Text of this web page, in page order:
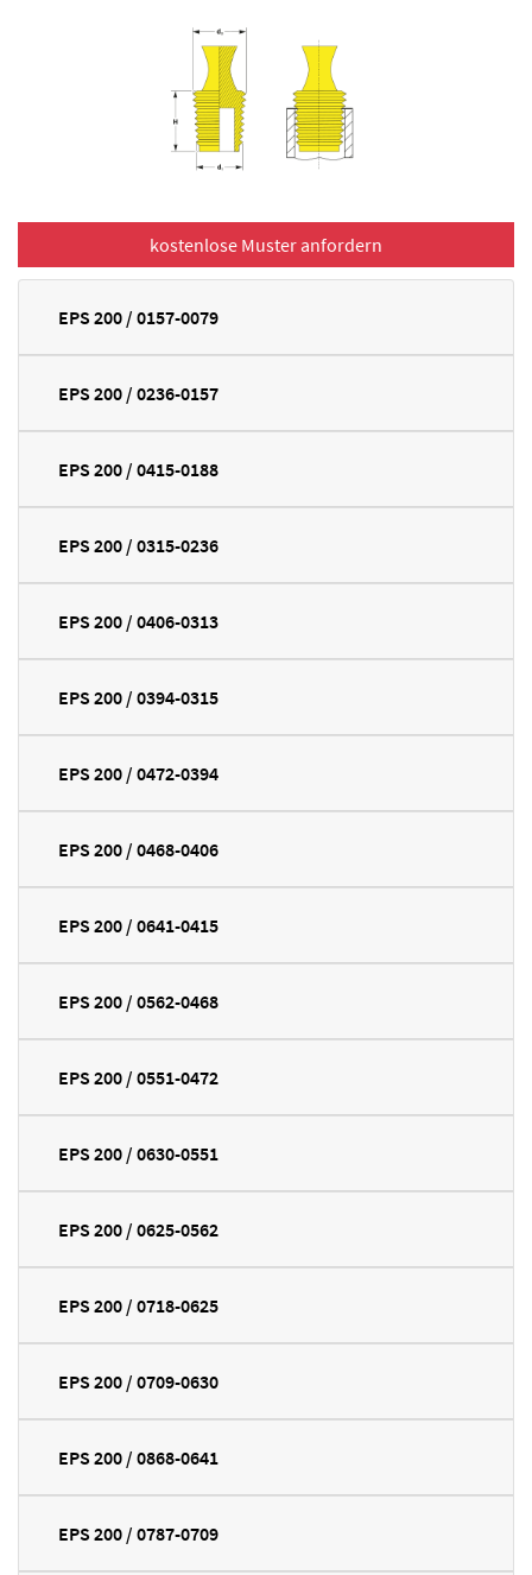
EPS 200 / 0157-0079
EPS 200 / 0236-0157
EPS 200 / 0415-0188
EPS 200 / 0315-0236
EPS 200 / 0406-0313
EPS 200 / 0394-0315
EPS 200 / 0472-0394
EPS 200 / 0468-0406
EPS 200 / 0641-0415
EPS 200 / 0562-0468
EPS 200 / 0551-0472
EPS 200 / 0630-0551
EPS 200 / 0625-0562
EPS 200 / 0718-0625
EPS 200 / 0709-0630
EPS 200 / 0868-0641
EPS 200 / 0787-0709